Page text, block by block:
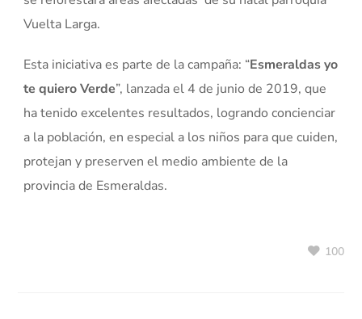
Vuelta Larga.
Esta iniciativa es parte de la campaña: “Esmeraldas yo
te quiero Verde”, lanzada el 4 de junio de 2019, que
ha tenido excelentes resultados, logrando concienciar
a la población, en especial a los niños para que cuiden,
protejan y preserven el medio ambiente de la
provincia de Esmeraldas.
100